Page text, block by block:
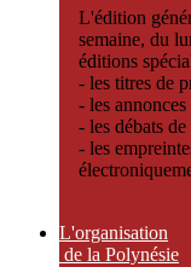
L'édition
semaine, du
éditions
- les titres de
- les
- les débats
- les
L'organisation
de la Polynésie